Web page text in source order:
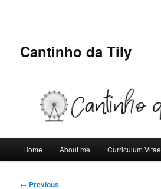
Cantinho da Tily
Home About me Curriculum Vitae
Post
← Previous